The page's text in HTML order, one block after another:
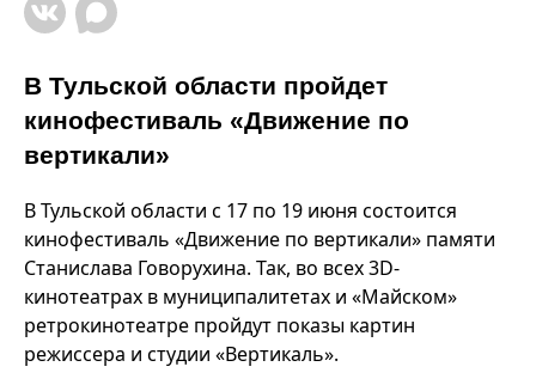
В Тульской области пройдет
кинофестиваль «Движение по
вертикали»
В Тульской области с 17 по 19 июня состоится
кинофестиваль «Движение по вертикали» памяти
Станислава Говорухина. Так, во всех 3D-
кинотеатрах в муниципалитетах и «Майском»
ретрокинотеатре пройдут показы картин
режиссера и студии «Вертикаль».